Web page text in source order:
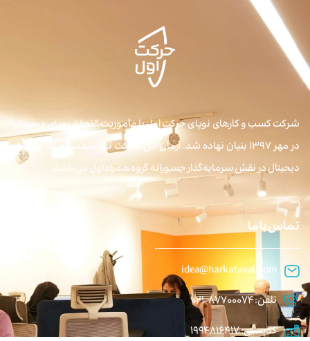
شرکت کسب و کارهای نوپای حرکت اول با مأموریت “تحقق رویای دیجیتال”
در مهر ۱۳۹۷ بنیان نهاده شد. آرمان این شرکت توانمندسازی اکوسیستم
دیجیتال در نقش سرمایه‌گذار جسورانه گروه همراه اول می‌باشد.
تماس با ما
idea@harkataval.com
تلفن: 87700074-021
کدپستی: 1994816417